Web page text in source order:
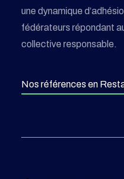
une dynamique
fédérateurs répondant
collective responsable.
Nos références en